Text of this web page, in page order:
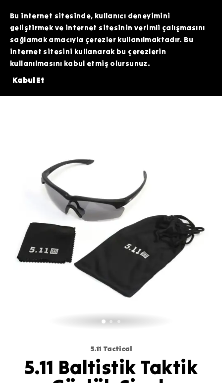
HATTIMIZDAN BİZİMLE İLETİŞİME GEÇEBİLİRSİNİZ. SİZE EN İYİ FIRSATLARI
SUNMAK İÇİN BURADAYIZ!
Bu internet sitesinde, kullanıcı deneyimini
geliştirmek ve internet sitesinin verimli çalışmasını
sağlamak amacıyla çerezler kullanılmaktadır. Bu
internet sitesini kullanarak bu çerezlerin
kullanılmasını kabul etmiş olursunuz.
Kabul Et
200 TL DEĞERİNDEKİ ARDİTİ TACTİCAL SİLİKON PATCH
5.11 Tactical
5.11 Baltistik Taktik